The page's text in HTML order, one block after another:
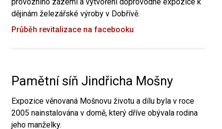
dějinám železářské výroby v Dobřívě.
Průběh revitalizace na facebooku
Pamětní síň Jindřicha Mošny
Expozice věnovaná Mošnovu životu a dílu byla v roce
2005 nainstalována v domě, který dříve obývala rodina
jeho manželky.